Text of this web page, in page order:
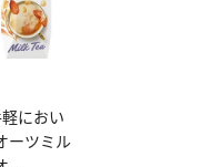
におい
ーツミル